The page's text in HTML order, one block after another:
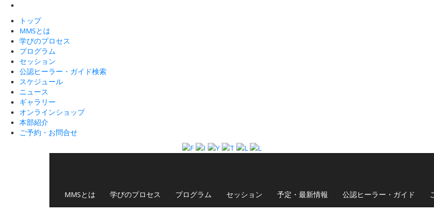
トップ
MMSとは
学びのプロセス
プログラム
セッション
公認ヒーラー・ガイド検索
スケジュール
ニュース
ギャラリー
オンラインショップ
本部紹介
ご予約・お問合せ
MMSとは 学びのプロセス プログラム セッション 予定・最新情報 公認ヒーラー・ガイド